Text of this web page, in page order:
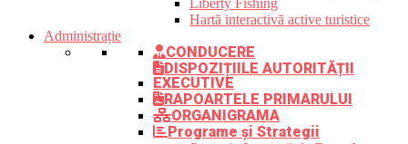
Liberty Fishing
Hartă interactivă active turistice
Administrație
CONDUCERE
DISPOZIȚIILE AUTORITĂȚII
EXECUTIVE
RAPOARTELE PRIMARULUI
ORGANIGRAMA
Programe și Strategii